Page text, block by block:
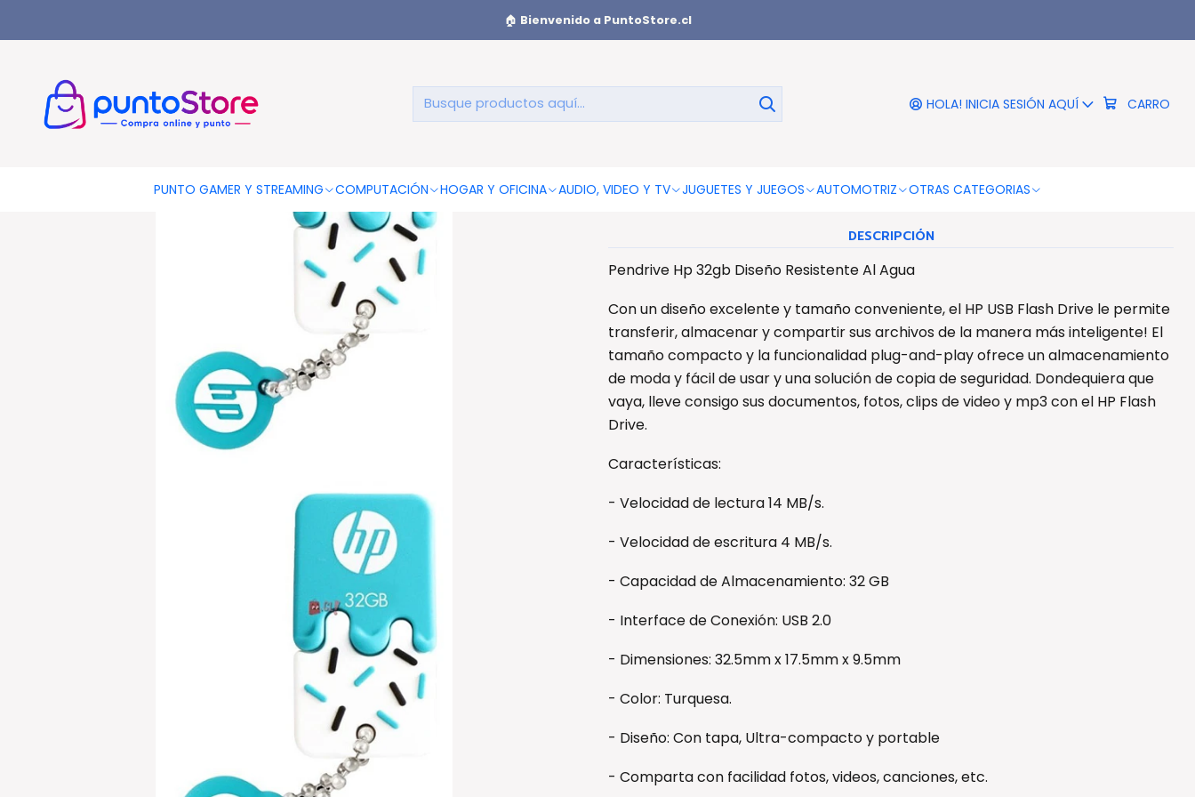
HOLA! INICIA SESIÓN AQUÍ CARRO
PUNTO GAMER Y STREAMING COMPUTACIÓN HOGAR Y OFICINA AUDIO, VIDEO Y TV JUGUETES Y JUEGOS AUTOMOTRIZ OTRAS CATEGORIAS
🏠 Bienvenido a PuntoStore.cl
Pendrive Hp 32gb Diseño Resistente Al
Agua - Ps
Celeste
DESCRIPCIÓN
Pendrive Hp 32gb Diseño Resistente Al Agua
Con un diseño excelente y tamaño conveniente, el HP USB Flash Drive le permite
transferir, almacenar y compartir sus archivos de la manera más inteligente! El
tamaño compacto y la funcionalidad plug-and-play ofrece un almacenamiento
de moda y fácil de usar y una solución de copia de seguridad. Dondequiera que
vaya, lleve consigo sus documentos, fotos, clips de video y mp3 con el HP Flash
Drive.
Características:
- Velocidad de lectura 14 MB/s.
- Velocidad de escritura 4 MB/s.
- Capacidad de Almacenamiento: 32 GB
- Interface de Conexión: USB 2.0
- Dimensiones: 32.5mm x 17.5mm x 9.5mm
- Color: Turquesa.
- Diseño: Con tapa, Ultra-compacto y portable
- Comparta con facilidad fotos, videos, canciones, etc.